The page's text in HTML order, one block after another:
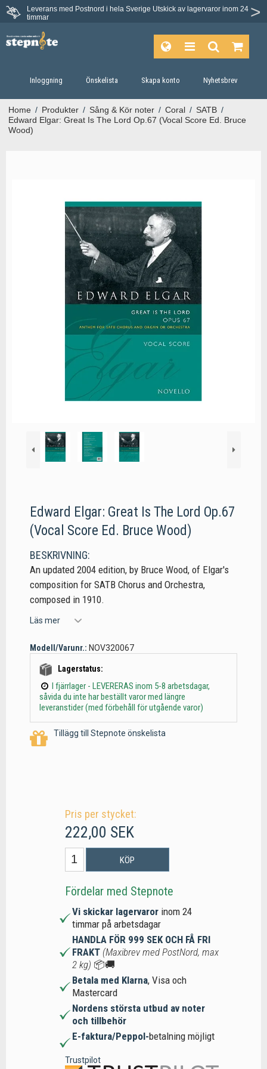
Leverans med Postnord i hela Sverige Utskick av lagervaror inom 24
timmar
Inloggning Önskelista Skapa konto Nyhetsbrev
Home / Produkter / Sång & Kör noter / Coral / SATB /
Edward Elgar: Great Is The Lord Op.67 (Vocal Score Ed. Bruce
Wood)
Edward Elgar: Great Is The Lord Op.67
(Vocal Score Ed. Bruce Wood)
BESKRIVNING:
An updated 2004 edition, by Bruce Wood, of Elgar's
composition for SATB Chorus and Orchestra,
composed in 1910.
Läs mer
Modell/Varunr.: NOV320067
Lagerstatus:
I fjärrlager - LEVERERAS inom 5-8 arbetsdagar,
såvida du inte har beställt varor med längre
leveranstider (med förbehåll för utgående varor)
Tillägg till Stepnote önskelista
Pris per stycket:
222,00 SEK
KÖP
Fördelar med Stepnote
Vi skickar lagervaror inom 24
timmar på arbetsdagar
HANDLA FÖR 999 SEK OCH FÅ FRI
FRAKT (Maxibrev med PostNord, max
2 kg) 📦🚚
Betala med Klarna, Visa och
Mastercard
Nordens största utbud av noter
och tillbehör
E-faktura/Peppol-betalning möjligt
Trustpilot